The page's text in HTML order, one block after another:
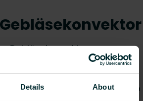
Details About
Gebläsekonvektor
extrem hohen Heizleistung
Design. Er switcht je nach
Heiz- und Kühlbetrieb